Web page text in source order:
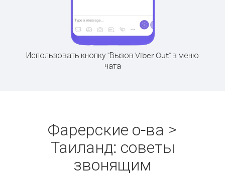
Использовать кнопку "Вызов Viber Out" в меню
чата
Фарерские о-ва >
Таиланд: советы
звонящим